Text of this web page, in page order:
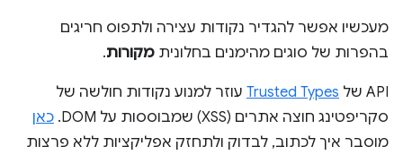
מעכשיו אפשר להגדיר נקודות עצירה ולתפוס חריגים
בהפרות של סוגים מהימנים בחלונית מקורות.
‫API של Trusted Types עוזר למנוע נקודות חולשה של
סקריפטינג חוצה אתרים (XSS) שמבוססות על DOM.
כאן
מוסבר איך לכתוב, לבדוק ולתחזק אפליקציות ללא פרצות